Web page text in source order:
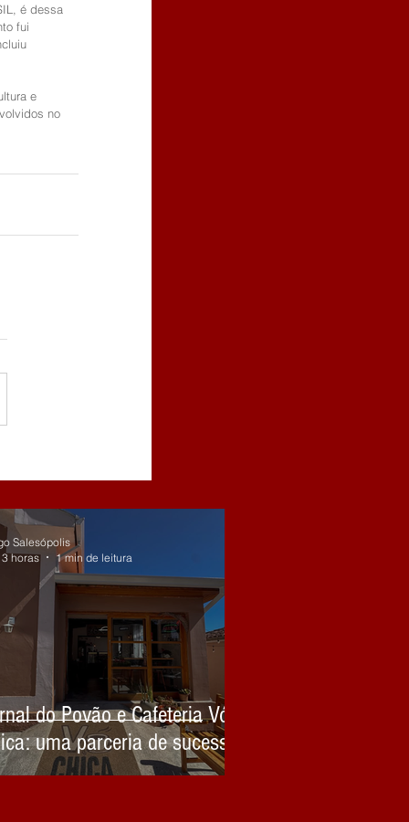
é dessa
fui
e
no
do Povão e Cafeteria Vó
uma parceria de sucesso
Salesópolis
horas
1 min de leitura